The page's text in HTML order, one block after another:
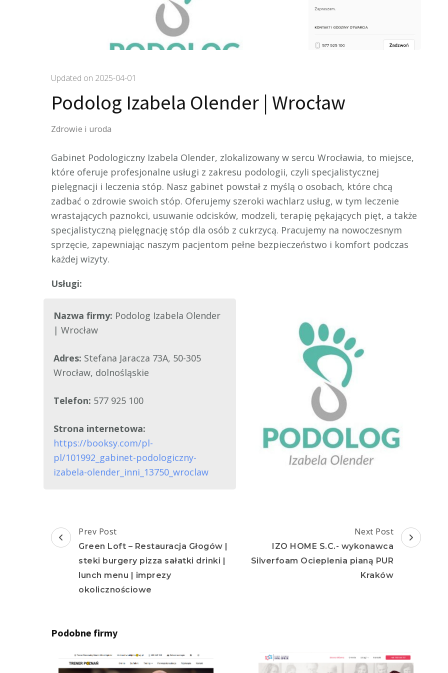
Updated on 2025-04-01
Podolog Izabela Olender | Wrocław
Zdrowie i uroda
Gabinet Podologiczny Izabela Olender, zlokalizowany w sercu Wrocławia, to miejsce,
które oferuje profesjonalne usługi z zakresu podologii, czyli specjalistycznej
pielęgnacji i leczenia stóp. Nasz gabinet powstał z myślą o osobach, które chcą
zadbać o zdrowie swoich stóp. Oferujemy szeroki wachlarz usług, w tym leczenie
wrastających paznokci, usuwanie odcisków, modzeli, terapię pękających pięt, a także
specjalistyczną pielęgnację stóp dla osób z cukrzycą. Pracujemy na nowoczesnym
sprzęcie, zapewniając naszym pacjentom pełne bezpieczeństwo i komfort podczas
każdej wizyty.
Nazwa firmy: Podolog Izabela Olender
| Wrocław
Adres: Stefana Jaracza 73A, 50-305
Wrocław, dolnośląskie
Telefon: 577 925 100
Strona internetowa:
https://booksy.com/pl-
pl/101992_gabinet-podologiczny-
izabela-olender_inni_13750_wroclaw
Post
Navigation
Prev Post
Green Loft – Restauracja Głogów |
steki burgery pizza sałatki drinki |
lunch menu | imprezy
okolicznościowe
Next Post
IZO HOME S.C.- wykonawca
Silverfoam Ocieplenia pianą PUR
Kraków
Podobne firmy